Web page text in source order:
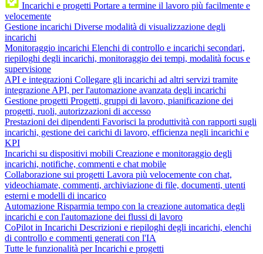
Incarichi e progetti Portare a termine il lavoro più facilmente e
velocemente
Gestione incarichi Diverse modalità di visualizzazione degli
incarichi
Monitoraggio incarichi Elenchi di controllo e incarichi secondari,
riepiloghi degli incarichi, monitoraggio dei tempi, modalità focus e
supervisione
API e integrazioni Collegare gli incarichi ad altri servizi tramite
integrazione API, per l'automazione avanzata degli incarichi
Gestione progetti Progetti, gruppi di lavoro, pianificazione dei
progetti, ruoli, autorizzazioni di accesso
Prestazioni dei dipendenti Favorisci la produttività con rapporti sugli
incarichi, gestione dei carichi di lavoro, efficienza negli incarichi e
KPI
Incarichi su dispositivi mobili Creazione e monitoraggio degli
incarichi, notifiche, commenti e chat mobile
Collaborazione sui progetti Lavora più velocemente con chat,
videochiamate, commenti, archiviazione di file, documenti, utenti
esterni e modelli di incarico
Automazione Risparmia tempo con la creazione automatica degli
incarichi e con l'automazione dei flussi di lavoro
CoPilot in Incarichi Descrizioni e riepiloghi degli incarichi, elenchi
di controllo e commenti generati con l'IA
Tutte le funzionalità per Incarichi e progetti